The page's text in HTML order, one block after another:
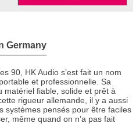
Germany
90, HK Audio s’est fait un nom
et professionnelle. Sa
matériel fiable, solide et prêt à
rigueur allemande, il y a aussi
systèmes pensés pour être faciles
même quand on n’a pas fait